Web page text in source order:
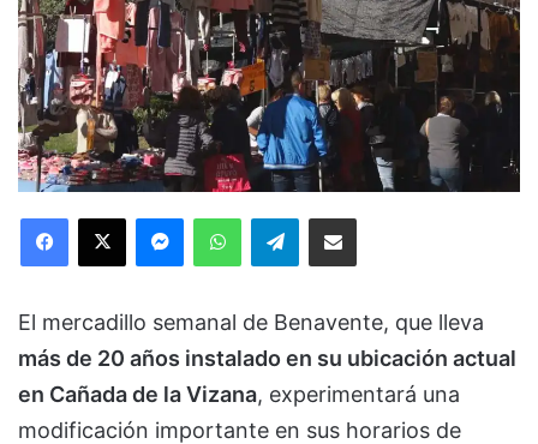
Facebook
X MessengerWhatsAppTelegramCompartir via Email
El mercadillo semanal de Benavente, que lleva
más de 20 años instalado en su ubicación actual
en Cañada de la Vizana, experimentará una
modificación importante en sus horarios de